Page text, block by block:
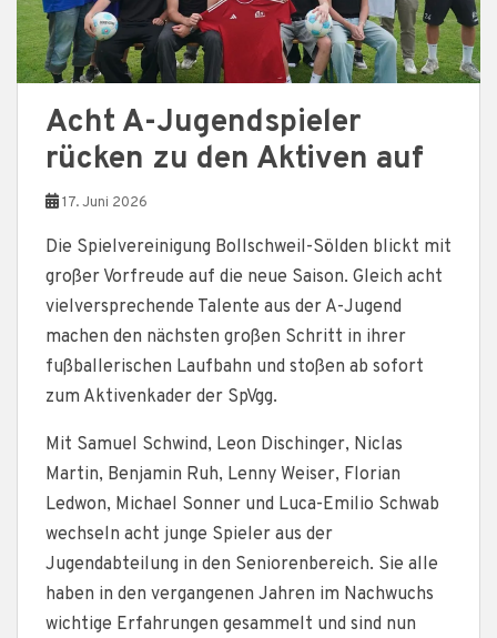
Acht A-Jugendspieler
rücken zu den Aktiven auf
17. Juni 2026
Die Spielvereinigung Bollschweil-Sölden blickt mit
großer Vorfreude auf die neue Saison. Gleich acht
vielversprechende Talente aus der A-Jugend
machen den nächsten großen Schritt in ihrer
fußballerischen Laufbahn und stoßen ab sofort
zum Aktivenkader der SpVgg.
Mit Samuel Schwind, Leon Dischinger, Niclas
Martin, Benjamin Ruh, Lenny Weiser, Florian
Ledwon, Michael Sonner und Luca-Emilio Schwab
wechseln acht junge Spieler aus der
Jugendabteilung in den Seniorenbereich. Sie alle
haben in den vergangenen Jahren im Nachwuchs
wichtige Erfahrungen gesammelt und sind nun